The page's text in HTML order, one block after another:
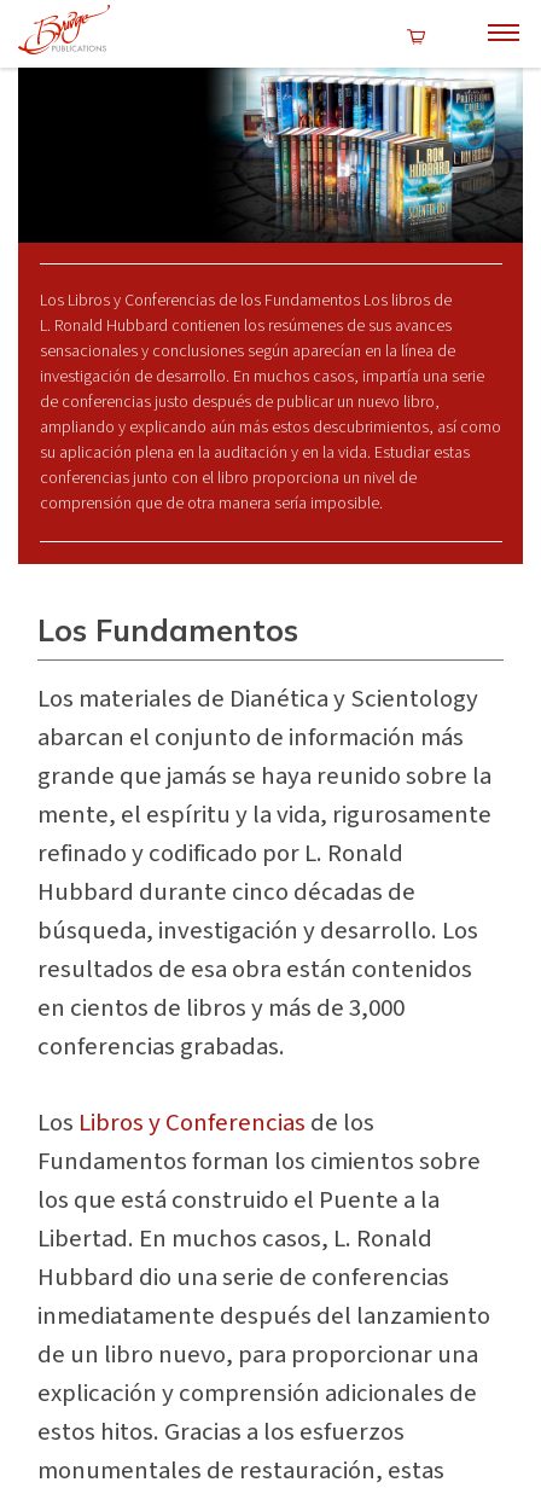
Los Libros y Conferencias de los Fundamentos Los libros de
L. Ronald Hubbard contienen los resúmenes de sus avances
sensacionales y conclusiones según aparecían en la línea de
investigación de desarrollo. En muchos casos, impartía una serie
de conferencias justo después de publicar un nuevo libro,
ampliando y explicando aún más estos descubrimientos, así como
su aplicación plena en la auditación y en la vida. Estudiar estas
conferencias junto con el libro proporciona un nivel de
comprensión que de otra manera sería imposible.
Los Fundamentos
Los materiales de Dianética y Scientology
abarcan el conjunto de información más
grande que jamás se haya reunido sobre la
mente, el espíritu y la vida, rigurosamente
refinado y codificado por L. Ronald
Hubbard durante cinco décadas de
búsqueda, investigación y desarrollo. Los
resultados de esa obra están contenidos
en cientos de libros y más de 3,000
conferencias grabadas.
Los Libros y Conferencias de los
Fundamentosforman los cimientos sobre
los que está construido el Puente a la
Libertad. En muchos casos, L. Ronald
Hubbard dio una serie de conferencias
inmediatamente después del lanzamiento
de un libro nuevo, para proporcionar una
explicación y comprensión adicionales de
estos hitos. Gracias a los esfuerzos
monumentales de restauración, estas